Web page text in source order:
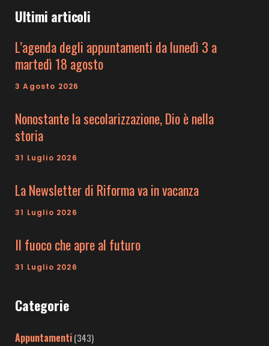
Ultimi articoli
L’agenda degli appuntamenti da lunedì 3 a
martedì 18 agosto
3 Agosto 2026
Nonostante la secolarizzazione, Dio è nella
storia
31 Luglio 2026
La Newsletter di Riforma va in vacanza
31 Luglio 2026
Il fuoco che apre al futuro
31 Luglio 2026
Categorie
Appuntamenti(343)